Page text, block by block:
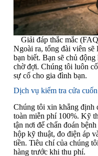
Giải đáp thắc mắc
Ngoài ra, tổng đài viên sẽ
bạn biết. Bạn sẽ chủ
chờ đợi. Chúng tôi luôn
sự cố cho gia đình bạn.
Dịch vụ kiểm tra cửa
Chúng tôi xin khẳng định
toàn miễn phí 100%. Kỹ
tận nơi để chẩn đoán
hộp kỹ thuật, đo điện áp
tiền. Tiêu chí của chúng
hàng trước khi thu phí.